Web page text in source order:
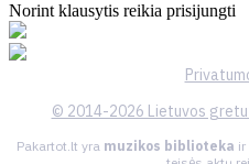
Norint klausytis reikia prisijungti
© 2014-2026 Lietuvos
Pakartot.lt yra muzikos biblioteka